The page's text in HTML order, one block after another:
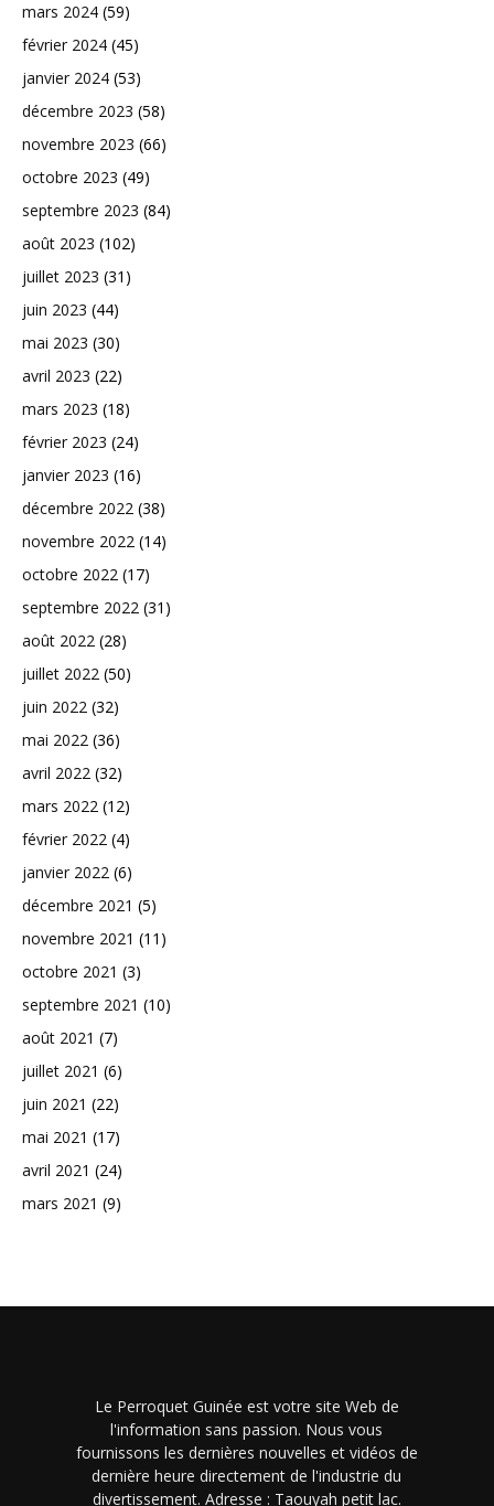
mars 2024 (59)
février 2024 (45)
janvier 2024 (53)
décembre 2023 (58)
novembre 2023 (66)
octobre 2023 (49)
septembre 2023 (84)
août 2023 (102)
juillet 2023 (31)
juin 2023 (44)
mai 2023 (30)
avril 2023 (22)
mars 2023 (18)
février 2023 (24)
janvier 2023 (16)
décembre 2022 (38)
novembre 2022 (14)
octobre 2022 (17)
septembre 2022 (31)
août 2022 (28)
juillet 2022 (50)
juin 2022 (32)
mai 2022 (36)
avril 2022 (32)
mars 2022 (12)
février 2022 (4)
janvier 2022 (6)
décembre 2021 (5)
novembre 2021 (11)
octobre 2021 (3)
septembre 2021 (10)
août 2021 (7)
juillet 2021 (6)
juin 2021 (22)
mai 2021 (17)
avril 2021 (24)
mars 2021 (9)
Le Perroquet Guinée est votre site Web de
l'information sans passion. Nous vous
fournissons les dernières nouvelles et vidéos de
dernière heure directement de l'industrie du
divertissement. Adresse : Taouyah petit lac.